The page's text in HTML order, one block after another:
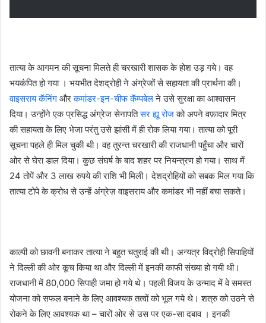
तात्या के आगमन की सूचना मिलते ही चरखारी शासक के होश उड़ गये। वह
भयकंपित हो गया । भयभीत देशद्रोही ने अंग्रेजों से सहायता की प्रार्थना की।
वाइसराय कॅनिंग औरकमांडर-इन-चीफ कॅम्पबेलने उसे सुरक्षा का आश्वासन
दिया। उन्होंने एक प्रसिद्ध अंग्रेज सेनापतिसर ह्यू रोजको अपने वफ़ादार मित्र
की सहायता के लिए भेजा परंतु उसे झांसी में ही रोक लिया गया। तात्या को पूरी
सूचना पहले ही मिल चुकी थी। वह तुरन्त चरखारी की राजधानी पहुँचा और चारों
ओर से घेरा डाल दिया। कुछ संघर्ष के बाद शहर पर नियन्त्रण हो गया। साथ में
24 तोपें और 3 लाख रुपये की राशि भी मिली। देशद्रोहियों को सबक मिल गया कि
तात्या टोपे के क्रोध से उन्हें अंग्रेज़ वाइसराय और कमांडर भी नहीं बचा सकते।
काल्पी को छावनी बनाकर तात्या ने बहुत चतुराई की थी। अन्यत्र विद्रोही सिपाहियों
ने दिल्ली की ओर कूच किया था और दिल्ली में इनकी काफी संख्या हो गयी थी।
राजधानी में 80,000 सिपाही जमा हो गये थे। पहली विजय के उन्माद में वे समस्त
योजना को सफल बनाने के लिए आवश्यक तत्वों को भूल गये थे। शत्रु को उठने से
रोकने के लिए आवश्यक था – चारों ओर से उस पर एक-सा दबाव । इनकी